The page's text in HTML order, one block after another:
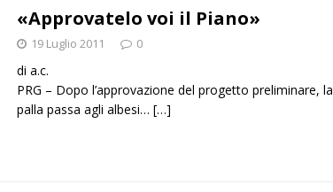
«Approvatelo voi il Piano»
19 Luglio 2011 0
di a.c.
PRG – Dopo l’approvazione del progetto preliminare, la
palla passa agli albesi… […]